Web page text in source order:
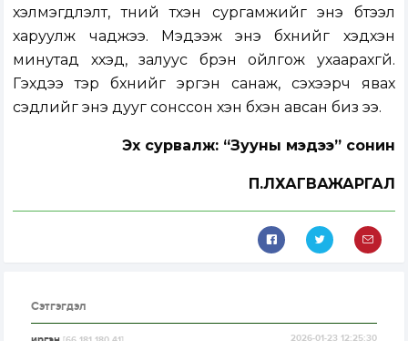
хэлмэгдүүлэлт, түүний түүхэн сургамжийг энэ бүтээл
харуулж чаджээ. Мэдээж энэ бүхнийг хэдхэн
минутад хүүхэд, залуус бүрэн ойлгож ухаарахгүй.
Гэхдээ тэр бүхнийг эргэн санаж, сэхээрч явах
сэдлийг энэ дууг сонссон хэн бүхэн авсан биз ээ.
Эх сурвалж: “Зууны мэдээ” сонин
П.ЛХАГВАЖАРГАЛ
Сэтгэгдэл
2026-01-23 12:25:30